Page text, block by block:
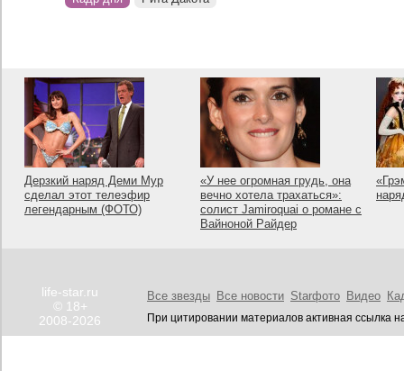
Дерзкий наряд Деми Мур
сделал этот телеэфир
легендарным (ФОТО)
«У нее огромная грудь, она
вечно хотела трахаться»:
солист Jamiroquai о романе с
Вайноной Райдер
life-star.ru
© 18+
2008-2026
Все звезды Все новости Starфото Видео
При цитировании материалов активная ссылка